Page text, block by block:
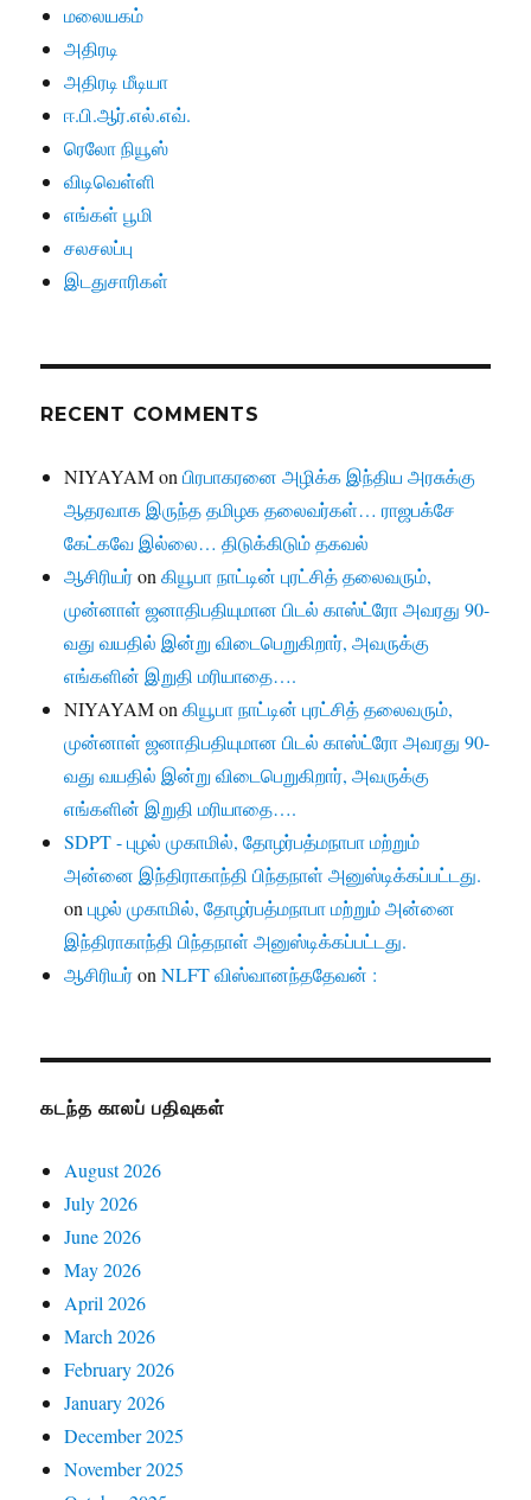
மலையகம்
அதிரடி
அதிரடி மீடியா
ஈ.பி.ஆர்.எல்.எவ்.
ரெலோ நியூஸ்
விடிவெள்ளி
எங்கள் பூமி
சலசலப்பு
இடதுசாரிகள்
RECENT COMMENTS
NIYAYAMonபிரபாகரனை அழிக்க இந்திய அரசுக்கு
ஆதரவாக இருந்த தமிழக தலைவர்கள்… ராஜபக்சே
கேட்கவே இல்லை… திடுக்கிடும் தகவல்
ஆசிரியர்onகியூபா நாட்டின் புரட்சித் தலைவரும்,
முன்னாள் ஜனாதிபதியுமான பிடல் காஸ்ட்ரோ அவரது 90-
வது வயதில் இன்று விடைபெறுகிறார், அவருக்கு
எங்களின் இறுதி மரியாதை….
NIYAYAMonகியூபா நாட்டின் புரட்சித் தலைவரும்,
முன்னாள் ஜனாதிபதியுமான பிடல் காஸ்ட்ரோ அவரது 90-
வது வயதில் இன்று விடைபெறுகிறார், அவருக்கு
எங்களின் இறுதி மரியாதை….
SDPT - புழல் முகாமில், தோழர்பத்மநாபா மற்றும்
அன்னை இந்திராகாந்தி பிந்தநாள் அனுஸ்டிக்கப்பட்டது.
onபுழல் முகாமில், தோழர்பத்மநாபா மற்றும் அன்னை
இந்திராகாந்தி பிந்தநாள் அனுஸ்டிக்கப்பட்டது.
ஆசிரியர்onNLFT விஸ்வானந்ததேவன் :
கடந்த காலப் பதிவுகள்
August 2026
July 2026
June 2026
May 2026
April 2026
March 2026
February 2026
January 2026
December 2025
November 2025